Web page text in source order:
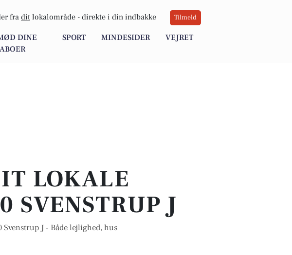
fra dit lokalområde - direkte i din indbakke Tilmeld
DINE
SPORT MINDESIDER VEJRET
LOKALE
SVENSTRUP J
J - Både lejlighed, hus